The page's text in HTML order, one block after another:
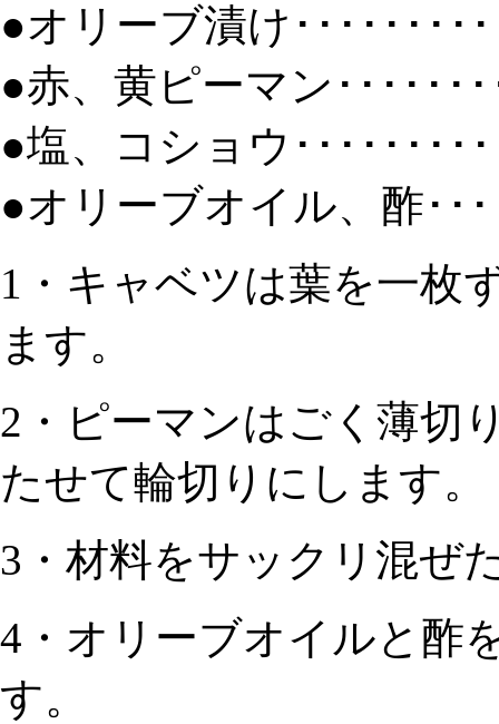
●オリーブ漬け････････
●赤、黄ピーマン･･････
●塩、コショウ････････
●オリーブオイル、酢･･
1・キャベツは葉を一枚
ます。
2・ピーマンはごく薄切
たせて輪切りにします。
3・材料をサックリ混ぜ
4・オリーブオイルと酢
す。